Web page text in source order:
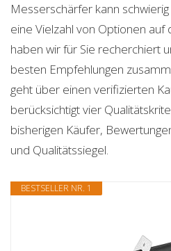
Messerschärfer kann
eine Vielzahl von Optionen auf
haben wir für Sie recherchiert
besten Empfehlungen
geht über einen verifizierten
berücksichtigt vier
bisherigen Käufer,
und Qualitätssiegel.
BESTSELLER NR. 1